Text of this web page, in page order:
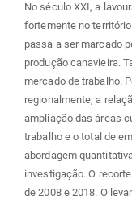
No século XXI, a
fortemente no
passa a ser marcado
produção canavieira.
mercado de trabalho.
regionalmente, a
ampliação das áreas
trabalho e o total de
abordagem
investigação. O
de 2008 e 2018. O